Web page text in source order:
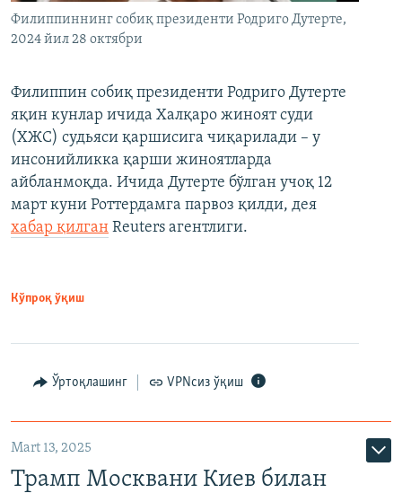
Филиппиннинг собиқ президенти Родриго Дутерте,
2024 йил 28 октябри
Филиппин собиқ президенти Родриго Дутерте
яқин кунлар ичида Халқаро жиноят суди
(ХЖС) судьяси қаршисига чиқарилади – у
инсонийликка қарши жиноятларда
айбланмоқда. Ичида Дутерте бўлган учоқ 12
март куни Роттердамга парвоз қилди, дея
хабар қилган Reuters агентлиги.
Кўпроқ ўқиш
Ўртоқлашинг VPNсиз ўқиш
Mart 13, 2025
Трамп Москвани Киев билан